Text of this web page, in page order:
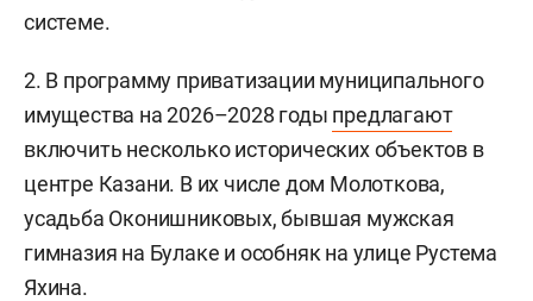
системе.
2. В программу приватизации муниципального
имущества на 2026–2028 годы предлагают
включить несколько исторических объектов в
центре Казани. В их числе дом Молоткова,
усадьба Оконишниковых, бывшая мужская
гимназия на Булаке и особняк на улице Рустема
Яхина.